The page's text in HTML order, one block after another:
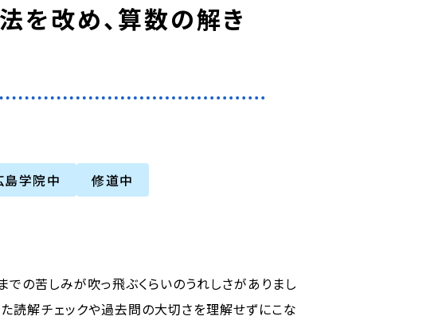
を改め、算数の解き
島学院中 修道中
での苦しみが吹っ飛ぶくらいのうれしさがありまし
読解チェックや過去問の大切さを理解せずにこな